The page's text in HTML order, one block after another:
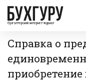
бухгалтерский интернет-журнал
Справка о